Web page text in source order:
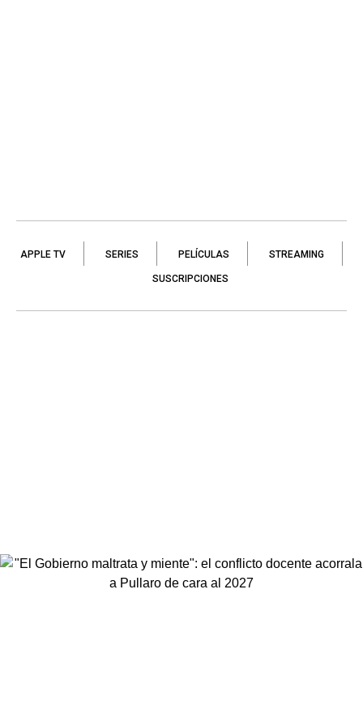
APPLE TV SERIES PELÍCULAS STREAMING
SUSCRIPCIONES